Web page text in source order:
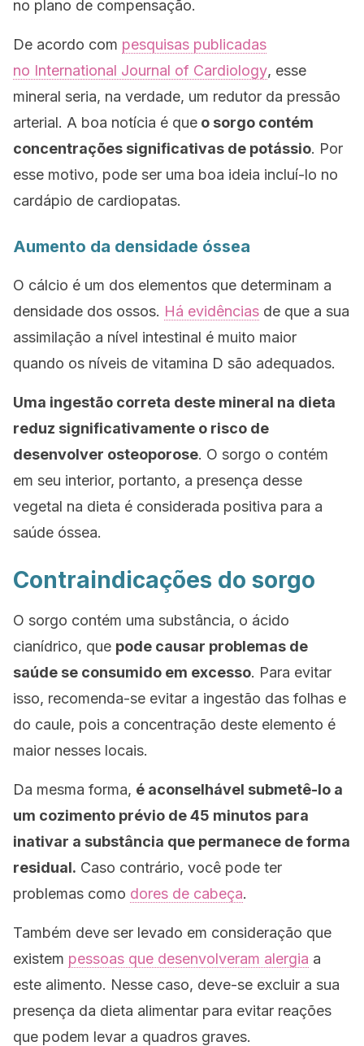
no plano de compensação.
De acordo com pesquisas publicadas
no International Journal of Cardiology, esse
mineral seria, na verdade, um redutor da pressão
arterial. A boa notícia é que o sorgo contém
concentrações significativas de potássio. Por
esse motivo, pode ser uma boa ideia incluí-lo no
cardápio de cardiopatas.
Aumento da densidade óssea
O cálcio é um dos elementos que determinam a
densidade dos ossos. Há evidências de que a sua
assimilação a nível intestinal é muito maior
quando os níveis de vitamina D são adequados.
Uma ingestão correta deste mineral na dieta
reduz significativamente o risco de
desenvolver osteoporose. O sorgo o contém
em seu interior, portanto, a presença desse
vegetal na dieta é considerada positiva para a
saúde óssea.
Contraindicações do sorgo
O sorgo contém uma substância, o ácido
cianídrico, que pode causar problemas de
saúde se consumido em excesso. Para evitar
isso, recomenda-se evitar a ingestão das folhas e
do caule, pois a concentração deste elemento é
maior nesses locais.
Da mesma forma, é aconselhável submetê-lo a
um cozimento prévio de 45 minutos para
inativar a substância que permanece de forma
residual. Caso contrário, você pode ter
problemas como dores de cabeça.
Também deve ser levado em consideração que
existem pessoas que desenvolveram alergia a
este alimento. Nesse caso, deve-se excluir a sua
presença da dieta alimentar para evitar reações
que podem levar a quadros graves.